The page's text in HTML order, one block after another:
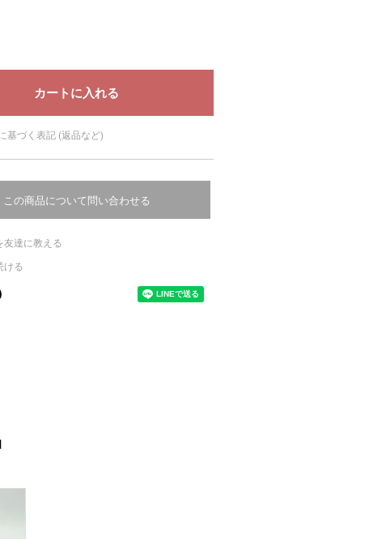
基づく表記 (返品など)
この商品について問い合わせる
友達に教える
ける